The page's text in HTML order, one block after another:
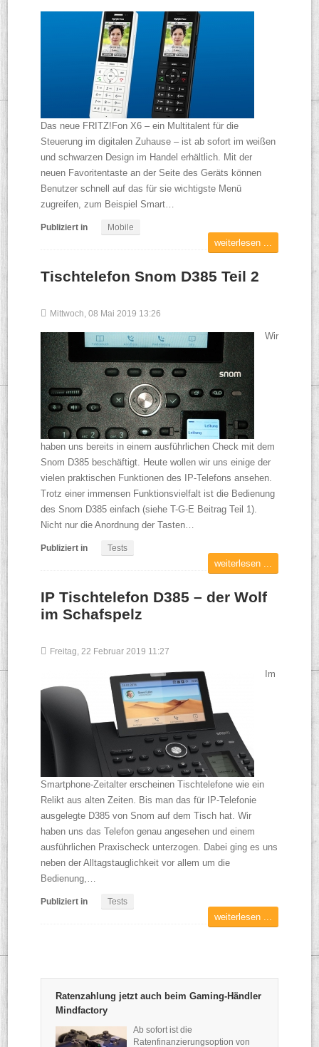
Das neue FRITZ!Fon X6 – ein Multitalent für die
Steuerung im digitalen Zuhause – ist ab sofort im weißen
und schwarzen Design im Handel erhältlich. Mit der
neuen Favoritentaste an der Seite des Geräts können
Benutzer schnell auf das für sie wichtigste Menü
zugreifen, zum Beispiel Smart…
Publiziert in Mobile
weiterlesen ...
Tischtelefon Snom D385 Teil 2
Mittwoch, 08 Mai 2019 13:26
Wir
haben uns bereits in einem ausführlichen Check mit dem
Snom D385 beschäftigt. Heute wollen wir uns einige der
vielen praktischen Funktionen des IP-Telefons ansehen.
Trotz einer immensen Funktionsvielfalt ist die Bedienung
des Snom D385 einfach (siehe T-G-E Beitrag Teil 1).
Nicht nur die Anordnung der Tasten…
Publiziert in Tests
weiterlesen ...
IP Tischtelefon D385 – der Wolf
im Schafspelz
Freitag, 22 Februar 2019 11:27
Im
Smartphone-Zeitalter erscheinen Tischtelefone wie ein
Relikt aus alten Zeiten. Bis man das für IP-Telefonie
ausgelegte D385 von Snom auf dem Tisch hat. Wir
haben uns das Telefon genau angesehen und einem
ausführlichen Praxischeck unterzogen. Dabei ging es uns
neben der Alltagstauglichkeit vor allem um die
Bedienung,…
Publiziert in Tests
weiterlesen ...
Ratenzahlung jetzt auch beim Gaming-Händler
Mindfactory
Ab sofort ist die
Ratenfinanzierungsoption von